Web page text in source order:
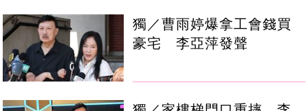
獨／曹雨婷爆拿工會錢買
豪宅 李亞萍發聲